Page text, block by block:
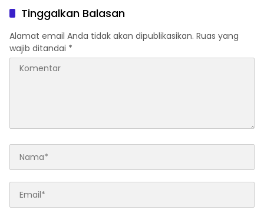
dan SWDKLLJ
Awards 2026
Tinggalkan Balasan
Alamat email Anda tidak akan dipublikasikan. Ruas yang
wajib ditandai *